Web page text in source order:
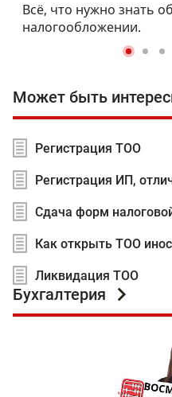
Всё, что нужно знать
налогообложении.
Может быть
Регистрация ТОО
Регистрация ИП,
Сдача форм
Как открыть ТОО
Ликвидация ТОО
Бухгалтерия